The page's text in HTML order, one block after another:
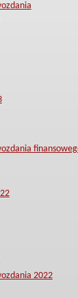
2022